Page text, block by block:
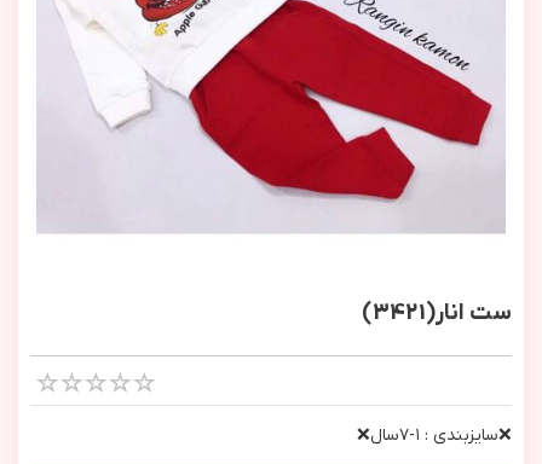
ست انار(3421)
❌سايزبندي : ١-٧سال❌